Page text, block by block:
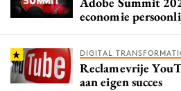
economie
DIGITAL
Reclamevrije
aan eigen succes